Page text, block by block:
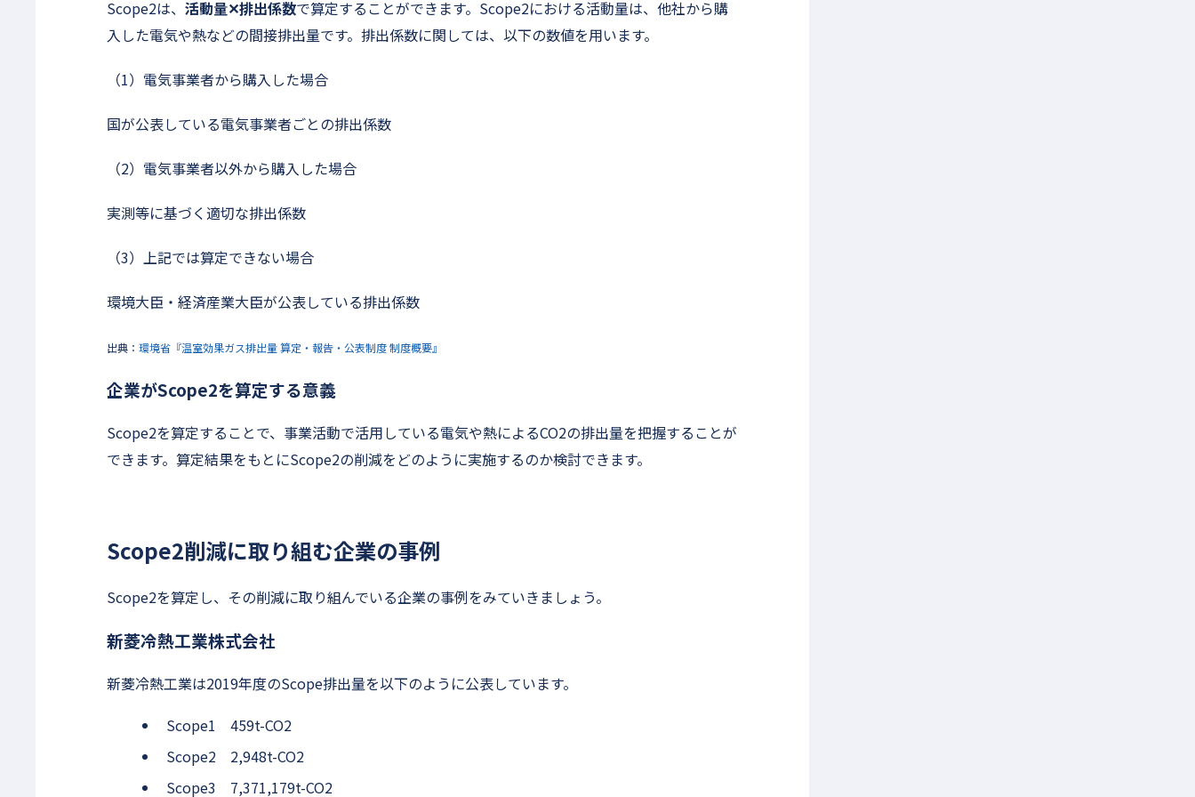
Scope2は、 活動量✕排出係数で算定することができます。Scope2における活動量は、他社から購
入した電気や熱などの間接排出量です。排出係数に関しては、以下の数値を用います。
（1）電気事業者から購入した場合
国が公表している電気事業者ごとの排出係数
（2）電気事業者以外から購入した場合
実測等に基づく適切な排出係数
（3）上記では算定できない場合
環境大臣・経済産業大臣が公表している排出係数
出典： 環境省『温室効果ガス排出量 算定・報告・公表制度 制度概要』
企業がScope2を算定する意義
Scope2を算定することで、事業活動で活用している電気や熱によるCO2の排出量を把握することが
できます。算定結果をもとにScope2の削減をどのように実施するのか検討できます。
Scope2削減に取り組む企業の事例
Scope2を算定し、その削減に取り組んでいる企業の事例をみていきましょう。
新菱冷熱工業株式会社
新菱冷熱工業は2019年度のScope排出量を以下のように公表しています。
Scope1 459t-CO2
Scope2 2,948t-CO2
Scope3 7,371,179t-CO2